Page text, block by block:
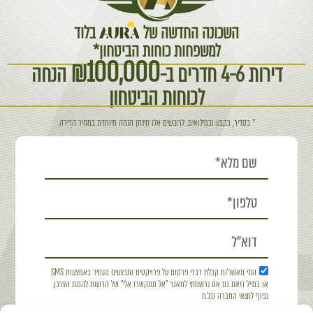
השכונה החדשה של בלוד
למשפחות כוחות הביטחון*
דירות 4-6 חדרים ב- ₪100,000הנחה
לכוחות הביטחון
* בסדיר, בקבע ובמילואים. לרוכשים אלו תינתן הנחה מיוחדת במחיר הדירה.
הנני מאשר/ת קבלת דברי פרסום על פרויקטים ומבצעים בעתיד באמצעות SMS
או במייל וזאת גם אם נרשמתי למאגר "אל תתקשרו אלי" של הרשות להגנת הצרכן.
כפוף לתנאי החברה ט.ל.ח